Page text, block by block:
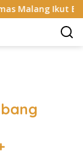
Ikut Ejek